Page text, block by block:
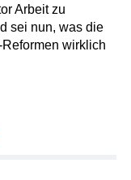
Arbeit zu
sei nun, was die
wirklich